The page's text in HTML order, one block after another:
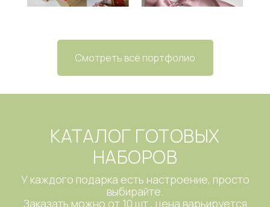
Смотреть всё портфолио
КАТАЛОГ ГОТОВЫХ
НАБОРОВ
У каждого подарка есть настроение, просто
выбирайте.
Заказать можно от 10 шт., цена варьируется